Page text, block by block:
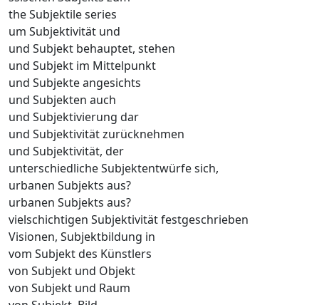
the Subjektile series
um Subjektivität und
und Subjekt behauptet, stehen
und Subjekt im Mittelpunkt
und Subjekte angesichts
und Subjekten auch
und Subjektivierung dar
und Subjektivität zurücknehmen
und Subjektivität, der
unterschiedliche Subjektentwürfe sich,
urbanen Subjekts aus?
urbanen Subjekts aus?
vielschichtigen Subjektivität festgeschrieben
Visionen, Subjektbildung in
vom Subjekt des Künstlers
von Subjekt und Objekt
von Subjekt und Raum